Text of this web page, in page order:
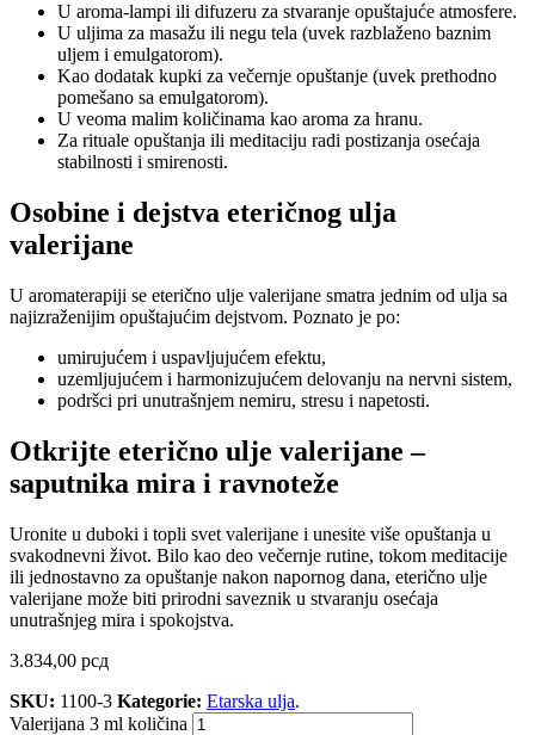
U aroma-lampi ili difuzeru za stvaranje opuštajuće atmosfere.
U uljima za masažu ili negu tela (uvek razblaženo baznim
uljem i emulgatorom).
Kao dodatak kupki za večernje opuštanje (uvek prethodno
pomešano sa emulgatorom).
U veoma malim količinama kao aroma za hranu.
Za rituale opuštanja ili meditaciju radi postizanja osećaja
stabilnosti i smirenosti.
Osobine i dejstva eteričnog ulja
valerijane
U aromaterapiji se eterično ulje valerijane smatra jednim od ulja sa
najizraženijim opuštajućim dejstvom. Poznato je po:
umirujućem i uspavljujućem efektu,
uzemljujućem i harmonizujućem delovanju na nervni sistem,
podršci pri unutrašnjem nemiru, stresu i napetosti.
Otkrijte eterično ulje valerijane –
saputnika mira i ravnoteže
Uronite u duboki i topli svet valerijane i unesite više opuštanja u
svakodnevni život. Bilo kao deo večernje rutine, tokom meditacije
ili jednostavno za opuštanje nakon napornog dana, eterično ulje
valerijane može biti prirodni saveznik u stvaranju osećaja
unutrašnjeg mira i spokojstva.
3.834,00 рсд
SKU: 1100-3 Kategorie: Etarska ulja.
Valerijana 3 ml količina